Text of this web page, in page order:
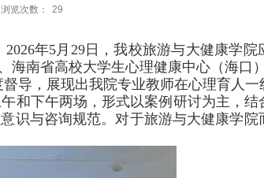
浏览次数： 29
2026年5月 29日，我校旅游与大健康学
海南省高校大学生心理健康中心（海口
导，展现出我院专业教师在心理育人一
和下午两场，形式以案例研讨为主，结
识与咨询规范。对于旅游与大健康学院